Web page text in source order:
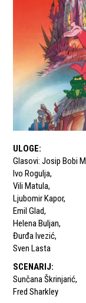
ULOGE:
Glasovi: Josip Bobi
Ivo Rogulja,
Vili Matula,
Ljubomir Kapor,
Emil Glad,
Helena Buljan,
Đurđa Ivezić,
Sven Lasta
SCENARIJ:
Sunčana Škrinjarić,
Fred Sharkley